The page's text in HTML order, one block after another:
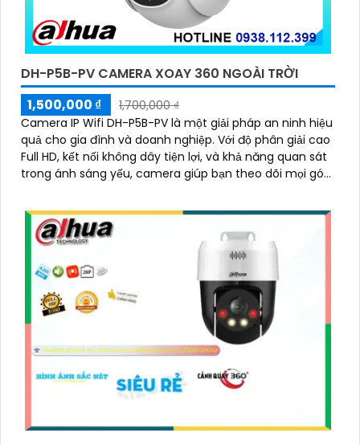
DH-P5B-PV CAMERA XOAY 360 NGOÀI TRỜI
1,500,000 ₫
1,700,000 ₫
Camera IP Wifi DH-P5B-PV là một giải pháp an ninh hiệu
quả cho gia đình và doanh nghiệp. Với độ phân giải cao
Full HD, kết nối không dây tiện lợi, và khả năng quan sát
trong ánh sáng yếu, camera giúp bạn theo dõi mọi góc